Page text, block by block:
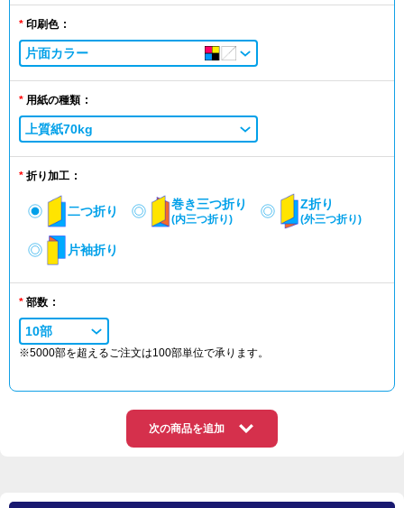
印刷色
片面カラー
用紙の種類
上質紙70kg
折り加工
二つ折り 巻き三つ折り
(内三つ折り)
Z折り
(外三つ折り)
片袖折り
部数
10部
※5000部を超えるご注文は100部単位で承ります。
次の商品を追加